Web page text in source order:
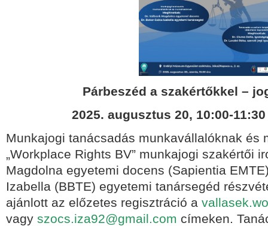
Párbeszéd a szakértőkkel –
2025. augusztus 20, 10:00-11:30
Munkajogi tanácsadás munkavállalóknak és
„Workplace Rights BV” munkajogi szakértői
Magdolna egyetemi docens (Sapientia
Izabella (BBTE) egyetemi tanársegéd
ajánlott az előzetes regisztráció a
vagy szocs.iza92@gmail.com címeken.